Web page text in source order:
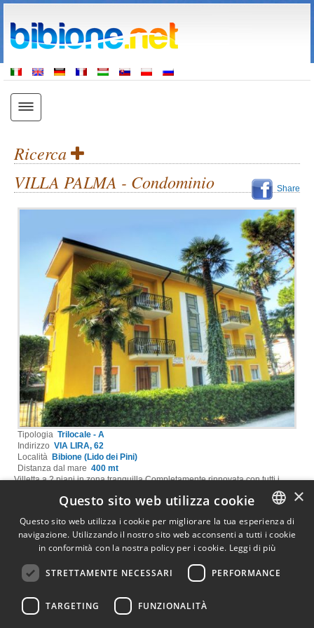
Ricerca
Share
VILLA PALMA - Condominio
Tipologia Trilocale - A
Indirizzo VIA LIRA, 62
Località Bibione (Lido dei Pini)
Distanza dal mare 400 mt
Villetta a 2 piani in zona tranquilla.Completamente rinnovata con tutti i
terrazzino, aria condizionata, parcheggio coperto.Si accettano animali
Struttura Foto
Prezzi
Mappa
Locatore
Servizi a disposizione
ITALIAN
×
Questo sito web utilizza cookie
Questo sito web utilizza i cookie per migliorare la tua esperienza di
navigazione. Utilizzando il nostro sito web acconsenti a tutti i cookie
in conformità con la nostra policy per i cookie. Leggi di più
STRETTAMENTE NECESSARI PERFORMANCE
TARGETING FUNZIONALITÀ